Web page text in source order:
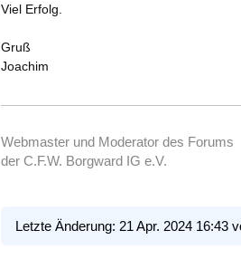
Viel Erfolg.
Gruß
Joachim
Webmaster und Moderator des Forums
der C.F.W. Borgward IG e.V.
Letzte Änderung: 21 Apr. 2024 16:43